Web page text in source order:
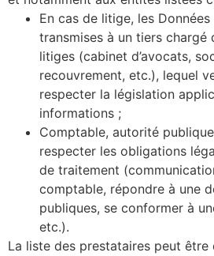
En cas de litige, les
transmises à un tiers chargé
litiges (cabinet d’avocats,
recouvrement, etc.), lequel
respecter la législation
informations ;
Comptable, autorité
respecter les obligations
de traitement
comptable, répondre à une
publiques, se conformer à
etc.).
La liste des prestataires peut être